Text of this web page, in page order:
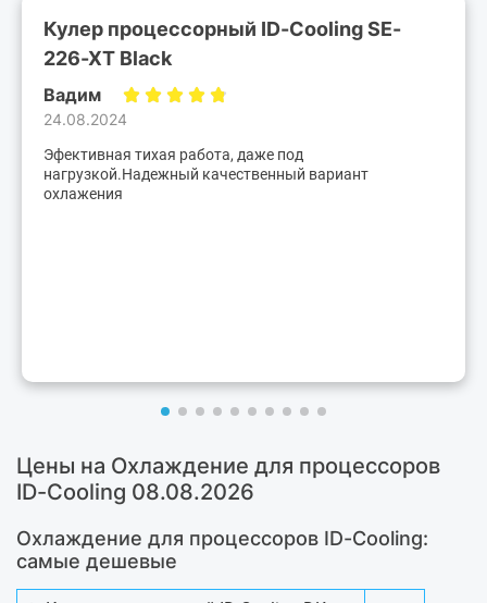
Кулер процессорный ID-Cooling SE-
226-XT Black
Вадим
24.08.2024
Эфективная тихая работа, даже под
нагрузкой.Надежный качественный вариант
охлажения
Цены на Охлаждение для процессоров
ID-Cooling 08.08.2026
Охлаждение для процессоров ID-Cooling:
самые дешевые